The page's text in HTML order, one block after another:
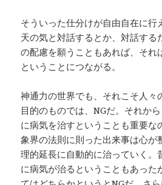
そういった仕分けが自由自在に
天の気と対話するとか、対話する
の配慮を願うこともあれば、それ
ということにつながる。
神通力の世界でも、それこそ人々
目的のものでは、NGだ。それか
に病気を治すということも重要な
象界の法則に則った出来事は心が
理的延長に自動的に治っていく。
に病気が治るということもあった